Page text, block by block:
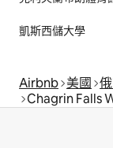
凱斯西儲大學
Airbnb 美國
Chagrin Falls